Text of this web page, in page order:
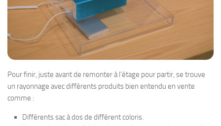
Pour finir, juste avant de remonter à l’étage pour partir, se trouve
un rayonnage avec différents produits bien entendu en vente
comme :
Différents sac à dos de différent coloris.